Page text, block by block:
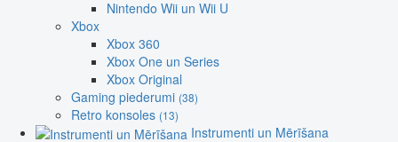
Nintendo Wii un Wii U
Xbox
Xbox 360
Xbox One un Series
Xbox Original
Gaming piederumi (38)
Retro konsoles (13)
Instrumenti un Mērīšana